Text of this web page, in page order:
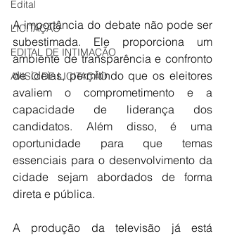
Edital
LICITAÇÃO
EDITAL DE INTIMAÇÃO
AVISO DE LICITAÇÃO
A importância do debate não pode ser
subestimada. Ele proporciona um
ambiente de transparência e confronto
de ideias, permitindo que os eleitores
avaliem o comprometimento e a
capacidade de liderança dos
candidatos. Além disso, é uma
oportunidade para que temas
essenciais para o desenvolvimento da
cidade sejam abordados de forma
direta e pública.
A produção da televisão já está